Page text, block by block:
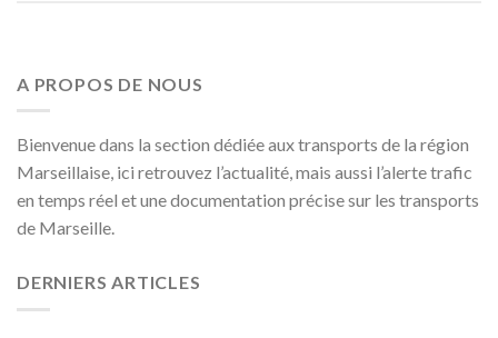
A PROPOS DE NOUS
Bienvenue dans la section dédiée aux transports de la région
Marseillaise, ici retrouvez l’actualité, mais aussi l’alerte trafic
en temps réel et une documentation précise sur les transports
de Marseille.
DERNIERS ARTICLES